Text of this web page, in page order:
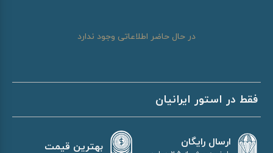
در حال حاضر اطلاعاتی وجود ندارد
فقط در استور ایرانیان
ارسال رایگان بهترین قیمت